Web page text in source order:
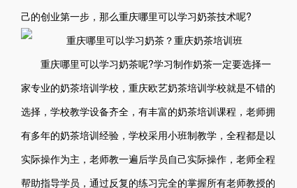
己的创业第一步，那么重庆哪里可以学习奶茶技术呢?
重庆哪里可以学习奶茶呢?学习制作奶茶一定要选择一
家专业的奶茶培训学校，重庆欧艺奶茶培训学校就是不错的
选择，学校教学设备齐全，有丰富的奶茶培训课程，老师拥
有多年的奶茶培训经验，学校采用小班制教学，全程都是以
实际操作为主，老师教一遍后学员自己实际操作，老师全程
帮助指导学员，通过反复的练习完全的掌握所有老师教授的